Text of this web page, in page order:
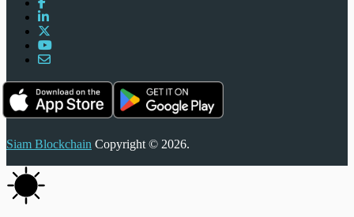
Siam Blockchain Copyright © 2026.